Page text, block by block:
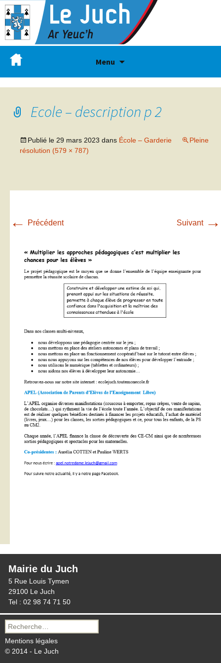
Menu
Ecole – description p 2
Publié le 29 mars 2023 dans École – Garderie
Pleine
résolution (579 × 787)
← Précédent Suivant →
Mairie du Juch
5 Rue Louis Tymen
29100 Le Juch
Tel : 02 98 74 71 50
Recherche
pour :
Mentions légales
© 2014 - Le Juch